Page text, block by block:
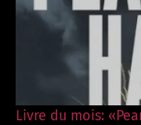
Livre du mois: